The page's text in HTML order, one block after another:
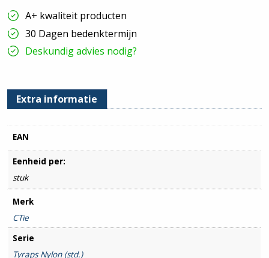
|
10x
100
stuks
hoeveelheid
A+ kwaliteit producten
30 Dagen bedenktermijn
Deskundig advies nodig?
Extra informatie
EAN
Eenheid per:
stuk
Merk
CTie
Serie
Tyraps Nylon (std.)